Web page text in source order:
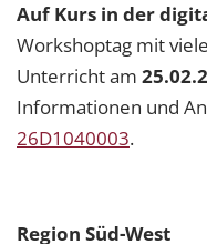
Auf Kurs in der
Workshoptag mit
Unterricht am
Informationen und
26D1040003.
Region Süd-West